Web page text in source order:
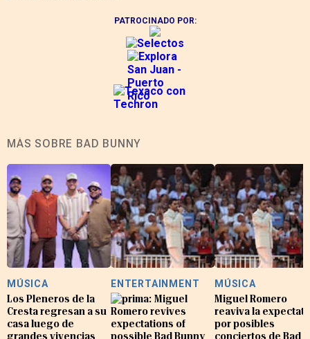
PATROCINADO POR:
MÁS SOBRE BAD BUNNY
MÚSICA
Los Pleneros de la
Cresta regresan a su
casa luego de
grandes vivencias
ENTERTAINMENT
Miguel
Romero revives
expectations of
possible Bad Bunny
MÚSICA
Miguel Romero
reaviva la
por posibles
conciertos de Bad